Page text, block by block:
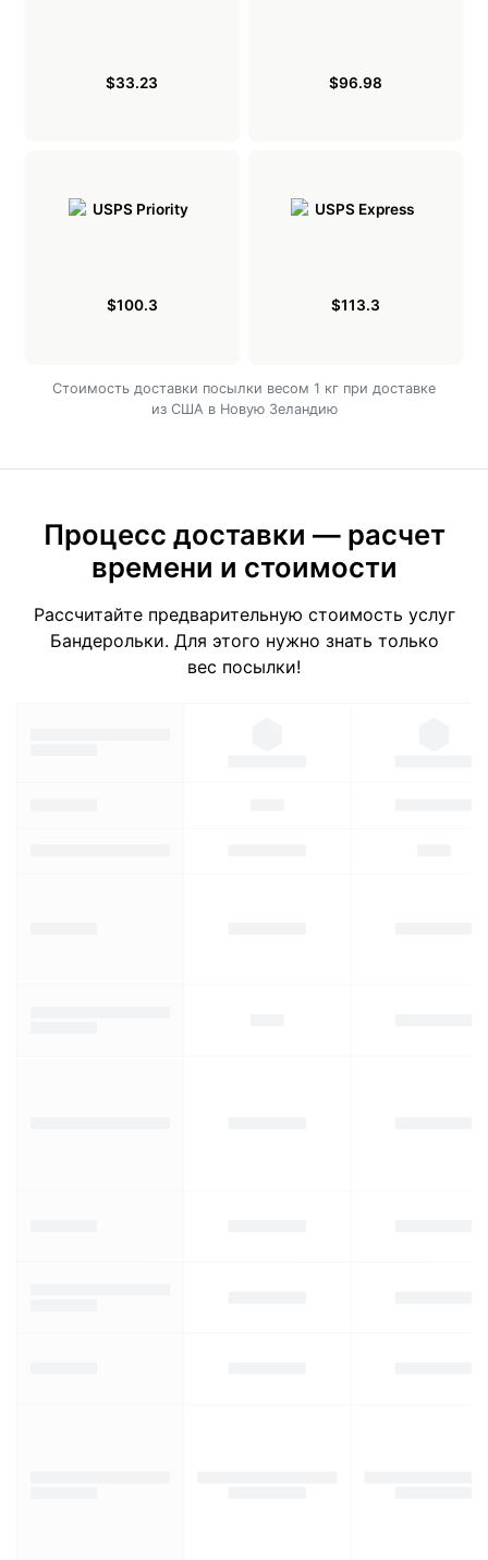
$33.23 $96.98
$100.3 $113.3
Cтоимость доставки посылки весом 1 кг при доставке
из США в Новую Зеландию
Процесс доставки — расчет
времени и стоимости
Рассчитайте предварительную стоимость услуг
Бандерольки. Для этого нужно знать только
вес посылки!